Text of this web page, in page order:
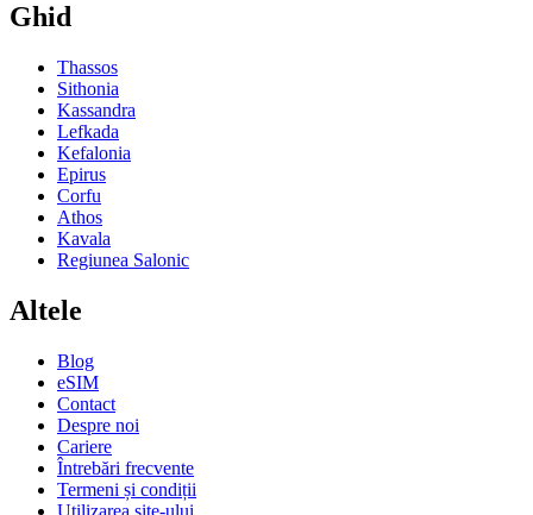
Ghid
Thassos
Sithonia
Kassandra
Lefkada
Kefalonia
Epirus
Corfu
Athos
Kavala
Regiunea Salonic
Altele
Blog
eSIM
Contact
Despre noi
Cariere
Întrebări frecvente
Termeni și condiții